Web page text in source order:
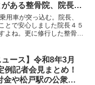
ある整骨院、院長無
た
用車が突っ込む。院長、
とで安心しました院長４５
よね。更に修行した整骨院
ュース】令和8年3月
例記者会見まとめ！
金や松戸駅の公衆ト